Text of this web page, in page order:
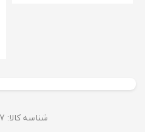
شناسه کالا: 733787